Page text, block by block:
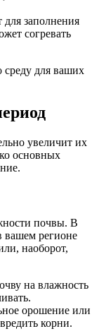
для заполнения
согревать
для ваших
увеличит их
основных
почвы. В
вашем регионе
наоборот,
на влажность
орошение или
корни.